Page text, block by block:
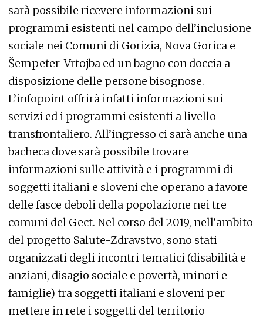
sarà possibile ricevere informazioni sui
programmi esistenti nel campo dell’inclusione
sociale nei Comuni di Gorizia, Nova Gorica e
Šempeter-Vrtojba ed un bagno con doccia a
disposizione delle persone bisognose.
L’infopoint offrirà infatti informazioni sui
servizi ed i programmi esistenti a livello
transfrontaliero. All’ingresso ci sarà anche una
bacheca dove sarà possibile trovare
informazioni sulle attività e i programmi di
soggetti italiani e sloveni che operano a favore
delle fasce deboli della popolazione nei tre
comuni del Gect. Nel corso del 2019, nell’ambito
del progetto Salute-Zdravstvo, sono stati
organizzati degli incontri tematici (disabilità e
anziani, disagio sociale e povertà, minori e
famiglie) tra soggetti italiani e sloveni per
mettere in rete i soggetti del territorio